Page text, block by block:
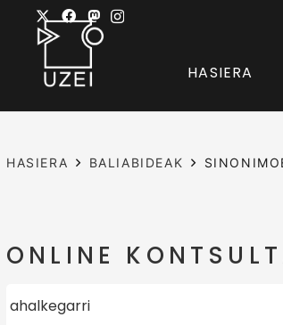
HASIERA
HASIERA BALIABIDEAK
ONLINE